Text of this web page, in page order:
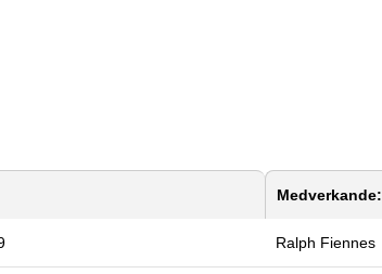
Medverkande:
Ralph Fiennes